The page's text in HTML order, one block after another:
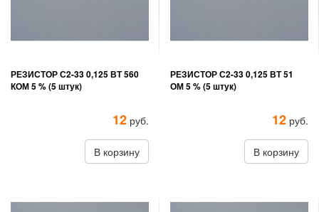
РЕЗИСТОР С2-33 0,125 ВТ 560
КОМ 5 % (5 штук)
12 руб.
В корзину
РЕЗИСТОР С2-33 0,125 ВТ 51
ОМ 5 % (5 штук)
12 руб.
В корзину